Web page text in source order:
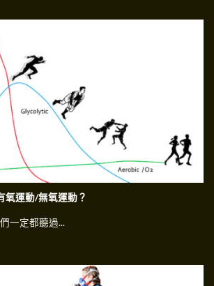
氧運動/無氧運動？
一定都聽過...